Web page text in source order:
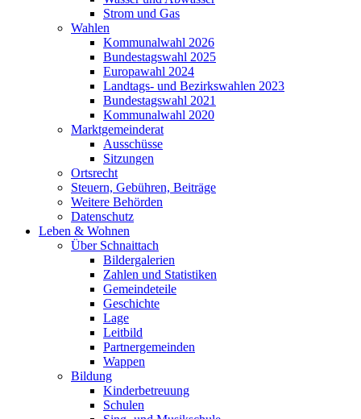
Strom und Gas
Wahlen
Kommunalwahl 2026
Bundestagswahl 2025
Europawahl 2024
Landtags- und Bezirkswahlen 2023
Bundestagswahl 2021
Kommunalwahl 2020
Marktgemeinderat
Ausschüsse
Sitzungen
Ortsrecht
Steuern, Gebühren, Beiträge
Weitere Behörden
Datenschutz
Leben & Wohnen
Über Schnaittach
Bildergalerien
Zahlen und Statistiken
Gemeindeteile
Geschichte
Lage
Leitbild
Partnergemeinden
Wappen
Bildung
Kinderbetreuung
Schulen